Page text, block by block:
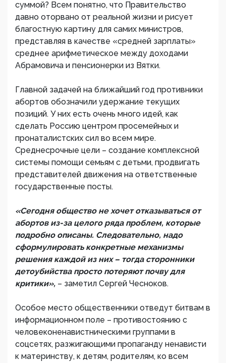
суммой? Всем понятно, что Правительство
давно оторвано от реальной жизни и рисует
благостную картину для самих министров,
представляя в качестве «средней зарплаты»
среднее арифметическое между доходами
Абрамовича и пенсионерки из Вятки.
Главной задачей на ближайший год противники
абортов обозначили удержание текущих
позиций. У них есть очень много идей, как
сделать Россию центром просемейных и
пронаталистских сил во всем мире.
Среднесрочные цели – создание комплексной
системы помощи семьям с детьми, продвигать
представителей движения на ответственные
государственные посты.
«Сегодня общество не хочет отказываться от
абортов из-за целого ряда проблем, которые
подробно описаны. Следовательно, надо
сформулировать конкретные механизмы
решения каждой из них – тогда сторонники
детоубийства просто потеряют почву для
критики», – заметил Сергей Чесноков.
Особое место общественники отведут битвам в
информационном поле – противостоянию с
человеконенавистническими группами в
соцсетях, разжигающими пропаганду ненависти
к материнству, к детям, родителям, ко всем